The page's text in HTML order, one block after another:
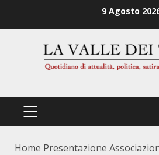
9 Agosto
PRIMÄRES
Home Presentazione